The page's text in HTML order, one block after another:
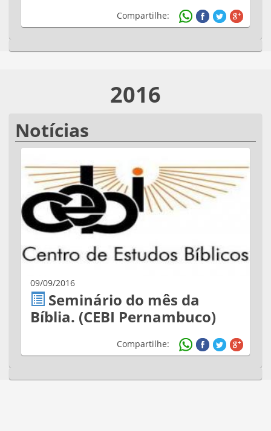
Compartilhe:
2016
Notícias
09/09/2016
Seminário do mês da
Bíblia. (CEBI Pernambuco)
Compartilhe: